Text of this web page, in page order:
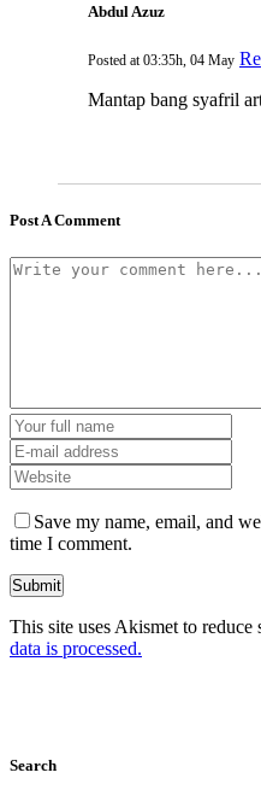
Abdul Azuz
Posted at 03:35h, 04 May
Mantap bang syafril
Post A Comment
Save my name, email, and
time I comment.
This site uses Akismet to reduce
data is processed.
Search